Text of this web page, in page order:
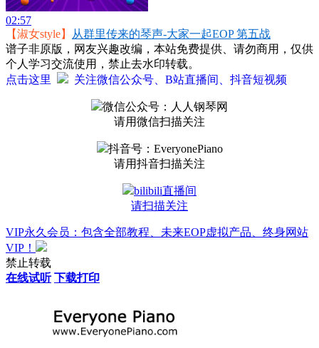
02:57
【淑女style】
从群里传来的琴声-大家一起EOP 第五战
谱子非原版，网友兴趣改编，本站免费提供、请勿商用，仅供
个人学习交流使用，禁止去水印转载。
点击这里
关注微信公众号、B站直播间、抖音短视频
微信公众号：人人钢琴网
请用微信扫描关注
抖音号：EveryonePiano
请用抖音扫描关注
bilibili直播间
请扫描关注
VIP永久会员：包含全部教程、未来EOP虚拟产品、终身网站
VIP！
禁止转载
在线试听 下载打印